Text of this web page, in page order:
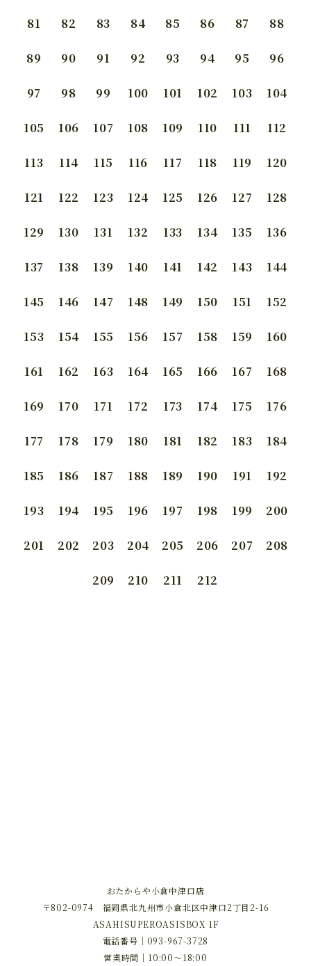
81 82 83 84 85 86 87 88
89 90 91 92 93 94 95 96
97 98 99 100 101 102 103 104
105 106 107 108 109 110 111 112
113 114 115 116 117 118 119 120
121 122 123 124 125 126 127 128
129 130 131 132 133 134 135 136
137 138 139 140 141 142 143 144
145 146 147 148 149 150 151 152
153 154 155 156 157 158 159 160
161 162 163 164 165 166 167 168
169 170 171 172 173 174 175 176
177 178 179 180 181 182 183 184
185 186 187 188 189 190 191 192
193 194 195 196 197 198 199 200
201 202 203 204 205 206 207 208
209 210 211 212
おたからや小倉中津口店
〒802-0974 福岡県北九州市小倉北区中津口2丁目2-16
ASAHISUPEROASISBOX 1F
電話番号｜ 093-967-3728
営業時間｜10:00～18:00